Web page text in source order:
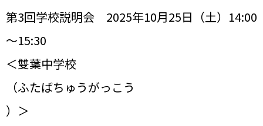
第3回学校説明会 2025年10月25日（土）14:00
～15:30
＜雙葉中学校
（ふたばちゅうがっこう
）＞